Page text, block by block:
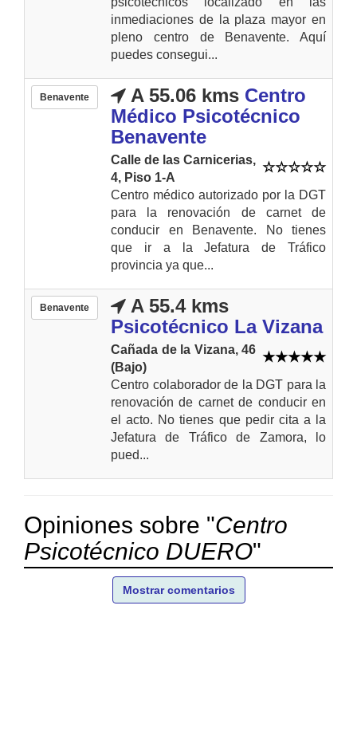
inmediaciones de la plaza mayor en
pleno centro de Benavente. Aquí
puedes consegui...
Benavente A 55.06 kms Centro
Médico Psicotécnico
Benavente
Calle de las Carnicerias,
4, Piso 1-A
Centro médico autorizado por la DGT
para la renovación de carnet de
conducir en Benavente. No tienes
que ir a la Jefatura de Tráfico
provincia ya que...
Benavente
A 55.4 kms
Psicotécnico La Vizana
Cañada de la Vizana, 46
(Bajo)
Centro colaborador de la DGT para la
renovación de carnet de conducir en
el acto. No tienes que pedir cita a la
Jefatura de Tráfico de Zamora, lo
pued...
Opiniones sobre "Centro
Psicotécnico DUERO"
Mostrar comentarios